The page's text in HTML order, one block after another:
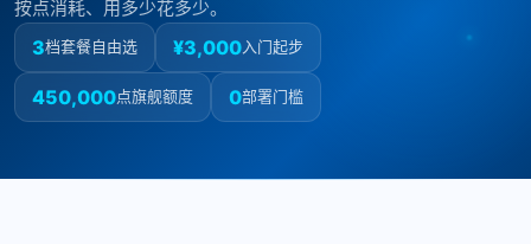
AI 员工
AI 智能提效年包
按点消耗、用多少花多少。
3档套餐自由选 ¥3,000入门起步
450,000点旗舰额度 0部署门槛